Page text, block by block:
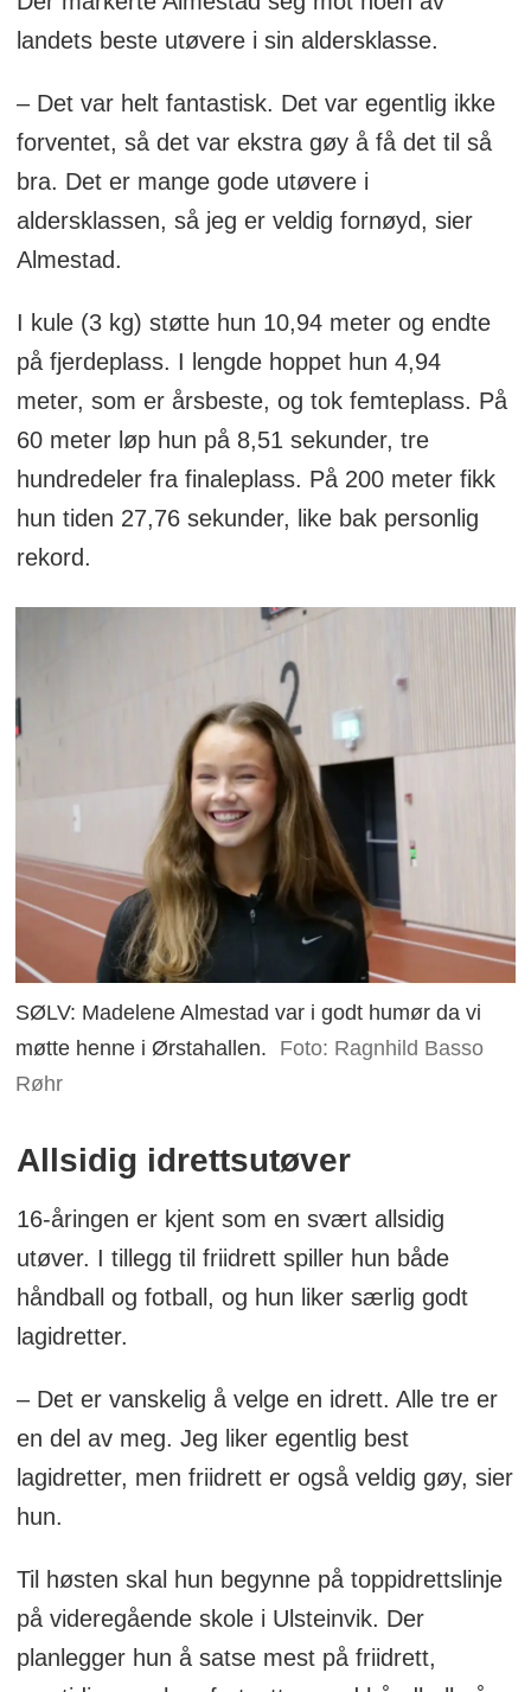
landets beste utøvere i sin aldersklasse.
– Det var helt fantastisk. Det var egentlig ikke
forventet, så det var ekstra gøy å få det til så
bra. Det er mange gode utøvere i
aldersklassen, så jeg er veldig fornøyd, sier
Almestad.
I kule (3 kg) støtte hun 10,94 meter og endte
på fjerdeplass. I lengde hoppet hun 4,94
meter, som er årsbeste, og tok femteplass. På
60 meter løp hun på 8,51 sekunder, tre
hundredeler fra finaleplass. På 200 meter fikk
hun tiden 27,76 sekunder, like bak personlig
rekord.
SØLV: Madelene Almestad var i godt humør da vi
møtte henne i Ørstahallen.
Foto: Ragnhild Basso
Røhr
Allsidig idrettsutøver
16-åringen er kjent som en svært allsidig
utøver. I tillegg til friidrett spiller hun både
håndball og fotball, og hun liker særlig godt
lagidretter.
– Det er vanskelig å velge en idrett. Alle tre er
en del av meg. Jeg liker egentlig best
lagidretter, men friidrett er også veldig gøy, sier
hun.
Til høsten skal hun begynne på toppidrettslinje
på videregående skole i Ulsteinvik. Der
planlegger hun å satse mest på friidrett,